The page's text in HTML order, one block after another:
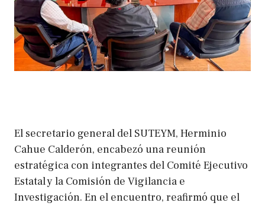
El secretario general del SUTEYM, Herminio
Cahue Calderón, encabezó una reunión
estratégica con integrantes del Comité Ejecutivo
Estatal y la Comisión de Vigilancia e
Investigación. En el encuentro, reafirmó que el